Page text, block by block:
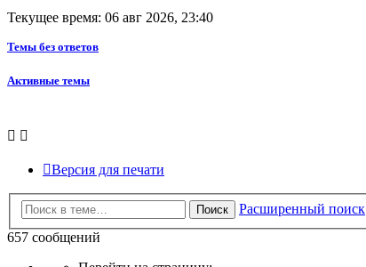
Текущее время: 06 авг 2026, 23:40
Темы без ответов
Активные темы
Версия для печати
Поиск
Расширенный поиск
657 сообщений